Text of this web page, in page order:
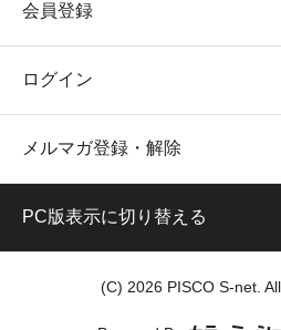
会員登録
ログイン
メルマガ登録・解除
PC版表示に切り替える
(C) 2026 PISCO S-net.